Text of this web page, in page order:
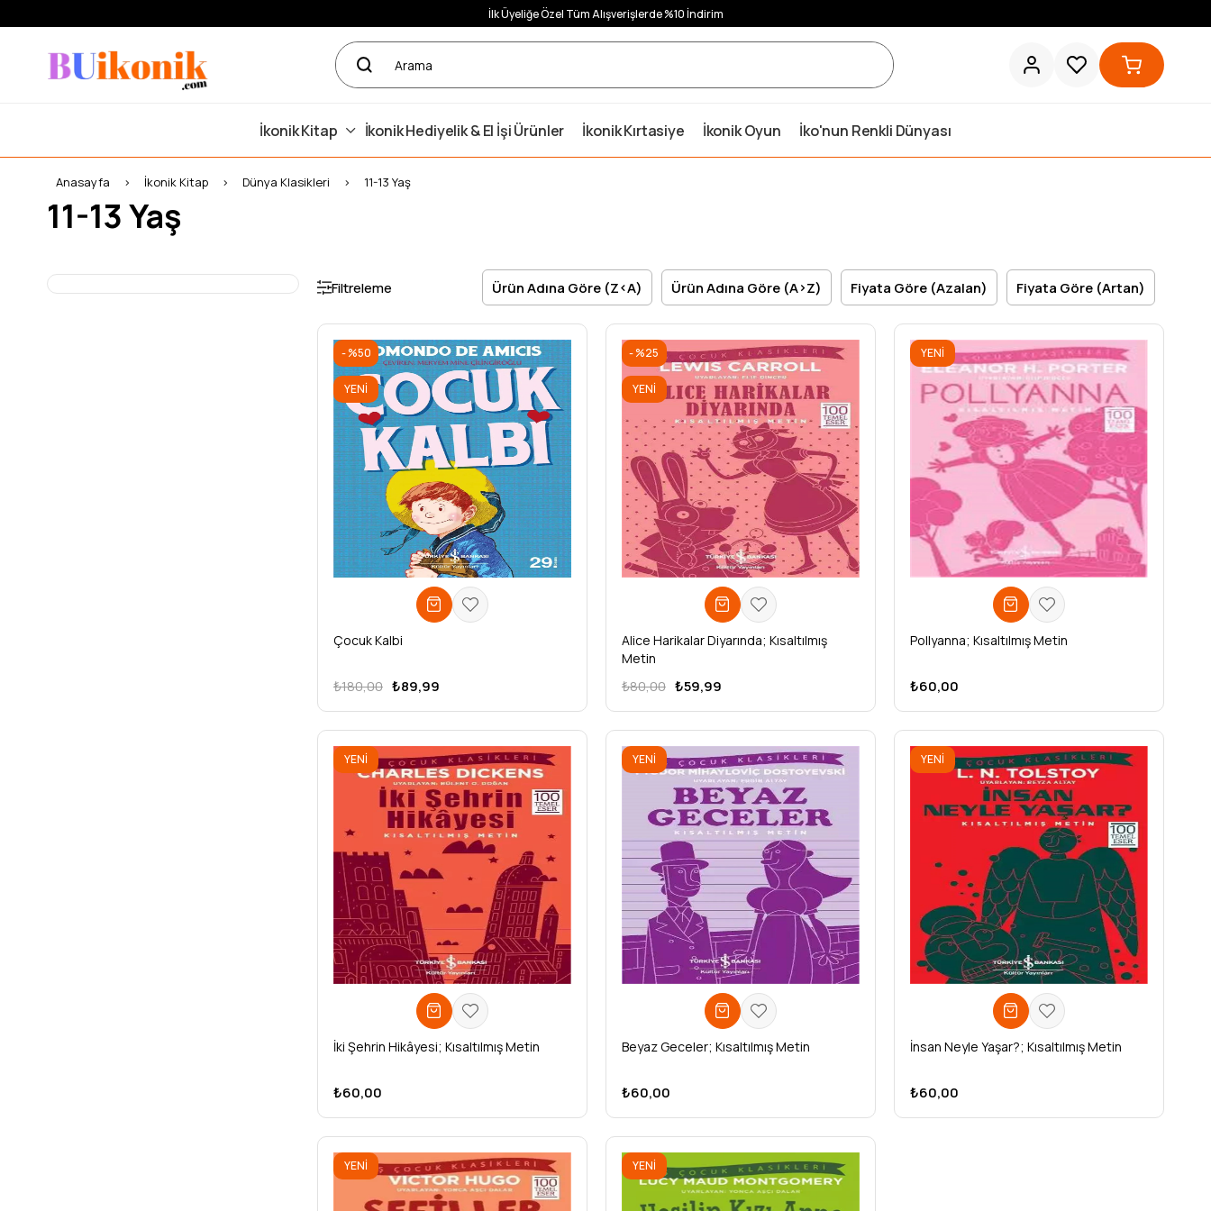
İlk Üyeliğe Özel Tüm Alışverişlerde %10 İndirim
İkonik Kitap İkonik Hediyelik & El İşi Ürünler İkonik Kırtasiye İkonik Oyun İko'nun Renkli Dünyası
Anasayfa İkonik Kitap Dünya Klasikleri 11-13 Yaş
11-13 Yaş
Fiyata Göre (Artan)
Fiyata Göre (Azalan)
Ürün Adına Göre (A>Z)
Ürün Adına Göre (Z<A)
Filtreleme
Çocuk Kalbi
₺89,99
₺180,00
%50
YENI
ÜRÜN
Alice Harikalar Diyarında; Kısaltılmış
Metin
₺59,99
₺80,00
%25
YENI
Pollyanna; Kısaltılmış Metin
₺60,00
YENI
İki Şehrin Hikâyesi; Kısaltılmış Metin
₺60,00
YENI
Beyaz Geceler; Kısaltılmış Metin
₺60,00
YENI
İnsan Neyle Yaşar?; Kısaltılmış Metin
₺60,00
YENI
YENI
YENI